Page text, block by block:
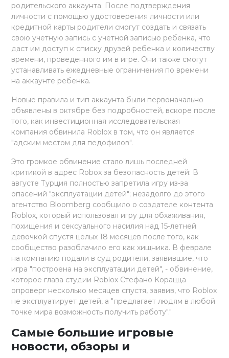
родительского аккаунта. После подтверждения
личности с помощью удостоверения личности или
кредитной карты родители смогут создать и связать
свою учетную запись с учетной записью ребенка, что
даст им доступ к списку друзей ребенка и количеству
времени, проведенного им в игре. Они также смогут
устанавливать ежедневные ограничения по времени
на аккаунте ребенка.
Новые правила и тип аккаунта были первоначально
объявлены в октябре без подробностей, вскоре после
того, как инвестиционная исследовательская
компания обвинила Roblox в том, что он является
"адским местом для педофилов".
Это громкое обвинение стало лишь последней
критикой в адрес Robox за безопасность детей: В
августе Турция полностью запретила игру из-за
опасений "эксплуатации детей"; незадолго до этого
агентство Bloomberg сообщило о создателе контента
Roblox, который использовал игру для обхаживания,
похищения и сексуального насилия над 15-летней
девочкой спустя целых 18 месяцев после того, как
сообщество разоблачило его как хищника. В феврале
на компанию подали в суд родители, заявившие, что
игра "построена на эксплуатации детей", - обвинение,
которое глава студии Roblox Стефано Корацца
опроверг несколько месяцев спустя, заявив, что Roblox
не эксплуатирует детей, а "предлагает людям в любой
точке мира возможность получить работу"."
Самые большие игровые
новости, обзоры и